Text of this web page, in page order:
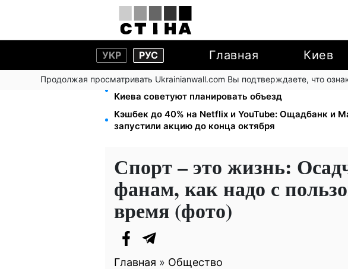
УКР РУС Главная Киев
Продолжая просматривать Ukrainianwall.com Вы подтверждаете, что
Мост Метро частично перекроют 7-10 августа:
Киева советуют планировать объезд
Кэшбек до 40% на Netflix и YouTube: Ощадбанк и
запустили акцию до конца октября
Спорт – это жизнь:
фанам, как надо с
время (фото)
Главная » Общество